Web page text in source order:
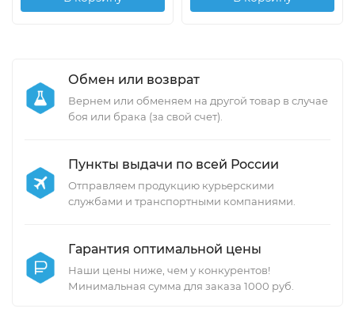
Обмен или возврат
Вернем или обменяем на другой товар в случае
боя или брака (за свой счет).
Пункты выдачи по всей России
Отправляем продукцию курьерскими
службами и транспортными компаниями.
Гарантия оптимальной цены
Наши цены ниже, чем у конкурентов!
Минимальная сумма для заказа 1000 руб.